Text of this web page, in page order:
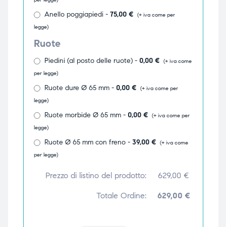
Anello poggiapiedi - 75,00 € (+ iva come per
legge)
Ruote
Piedini (al posto delle ruote) - 0,00 € (+ iva come
per legge)
Ruote dure Ø 65 mm - 0,00 € (+ iva come per
legge)
Ruote morbide Ø 65 mm - 0,00 € (+ iva come per
legge)
Ruote Ø 65 mm con freno - 39,00 € (+ iva come
per legge)
Prezzo di listino del prodotto: 629,00 €
Totale Ordine: 629,00 €